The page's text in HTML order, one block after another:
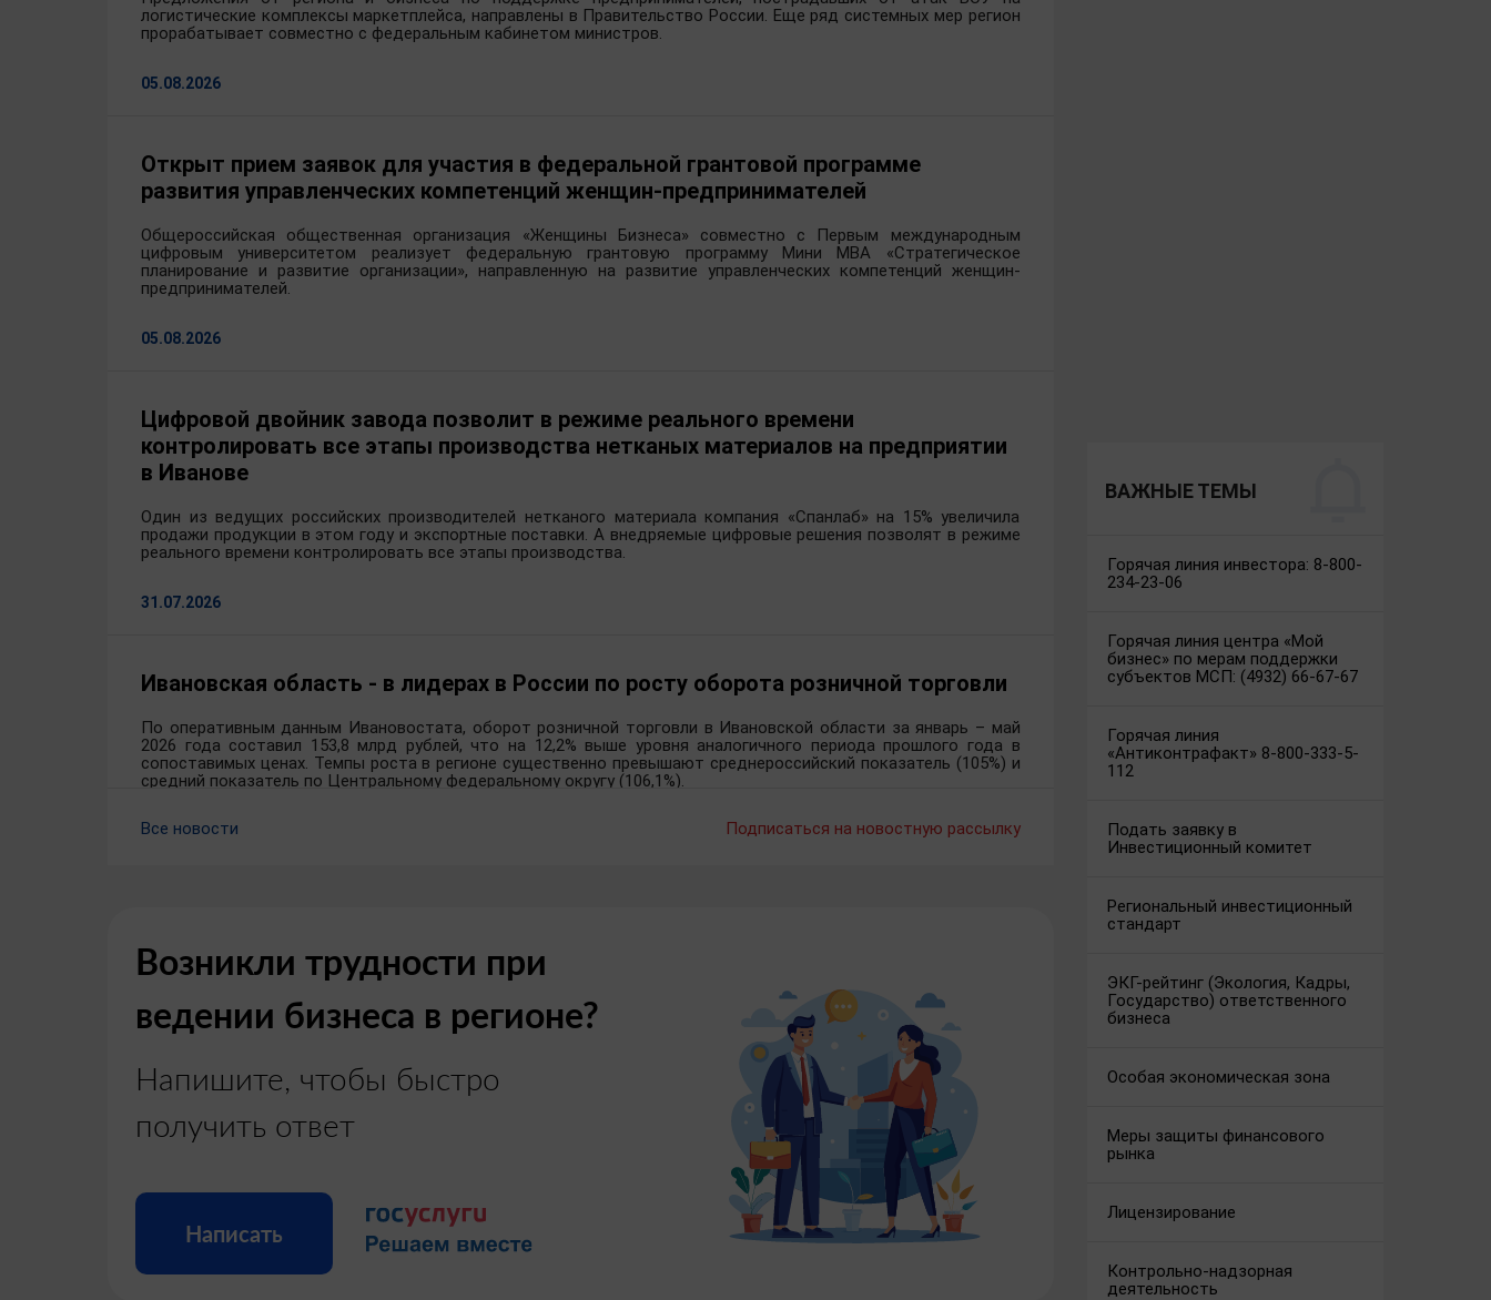
логистические комплексы маркетплейса, направлены в Правительство России. Еще ряд системных мер регион
прорабатывает совместно с федеральным кабинетом министров.
05.08.2026
Открыт прием заявок для участия в федеральной грантовой программе
развития управленческих компетенций женщин-предпринимателей
Общероссийская общественная организация «Женщины Бизнеса» совместно с Первым международным
цифровым университетом реализует федеральную грантовую программу Мини MBA «Стратегическое
планирование и развитие организации», направленную на развитие управленческих компетенций женщин-
предпринимателей.
05.08.2026
Цифровой двойник завода позволит в режиме реального времени
контролировать все этапы производства нетканых материалов на предприятии
в Иванове
Один из ведущих российских производителей нетканого материала компания «Спанлаб» на 15% увеличила
продажи продукции в этом году и экспортные поставки. А внедряемые цифровые решения позволят в режиме
реального времени контролировать все этапы производства.
31.07.2026
Ивановская область - в лидерах в России по росту оборота розничной торговли
По оперативным данным Ивановостата, оборот розничной торговли в Ивановской области за январь – май
2026 года составил 153,8 млрд рублей, что на 12,2% выше уровня аналогичного периода прошлого года в
сопоставимых ценах. Темпы роста в регионе существенно превышают среднероссийский показатель (105%) и
средний показатель по Центральному федеральному округу (106,1%).
28.07.2026
Все новости Подписаться на новостную рассылку
Возникли трудности при
ведении бизнеса в регионе?
Напишите, чтобы быстро
получить ответ
Написать
ВАЖНЫЕ ТЕМЫ
Горячая линия инвестора: 8-800-
234-23-06
Горячая линия центра «Мой
бизнес» по мерам поддержки
субъектов МСП: (4932) 66-67-67
Горячая линия
«Антиконтрафакт» 8-800-333-5-
112
Подать заявку в
Инвестиционный комитет
Региональный инвестиционный
стандарт
ЭКГ-рейтинг (Экология, Кадры,
Государство) ответственного
бизнеса
Особая экономическая зона
Меры защиты финансового
рынка
Лицензирование
Контрольно-надзорная
деятельность
С 2003 года работала в коммерческих компаниях производственной и финансово-страховой сферы, в том числе
развития и торговли Ивановской области, где курировала вопросы развития промышленности и торговли,
потребительского рынка.
До назначения на должность в Правительстве Ивановской области работала руководителем проекта в компании
«Нейрософт». Со 2 декабря 2025 года – член Правительства Ивановской области - директор Департамента
экономического развития и торговли Ивановской области.